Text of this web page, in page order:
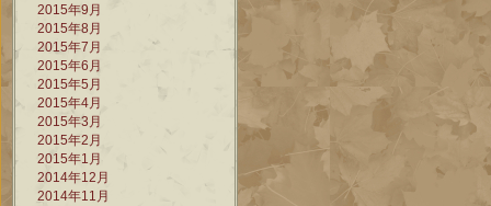
2015年9月
2015年8月
2015年7月
2015年6月
2015年5月
2015年4月
2015年3月
2015年2月
2015年1月
2014年12月
2014年11月